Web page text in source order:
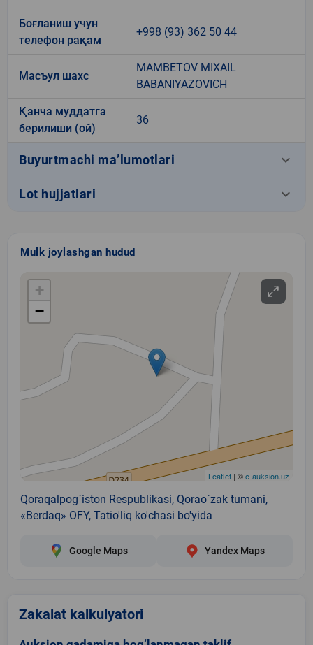
Боғланиш учун
телефон рақам
+998 (93) 362 50 44
Масъул шахс
MAMBETOV MIXAIL
BABANIYAZOVICH
Қанча муддатга
берилиши (ой)
36
Buyurtmachi ma’lumotlari keyboard_arrow_down
Lot hujjatlari keyboard_arrow_down
Mulk joylashgan hudud
+
−
Leaflet | ©e-auksion.uz
Qoraqalpog`iston Respublikasi, Qorao`zak tumani,
«Berdaq» OFY, Tatio'liq ko'chasi bo'yida
Google Maps Yandex Maps
Zakalat kalkulyatori